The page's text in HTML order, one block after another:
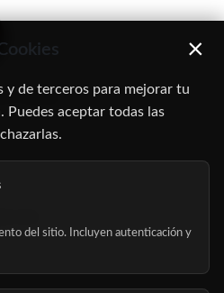
Madrid
×
y de terceros para mejorar tu
Puedes aceptar todas las
del sitio. Incluyen autenticación y